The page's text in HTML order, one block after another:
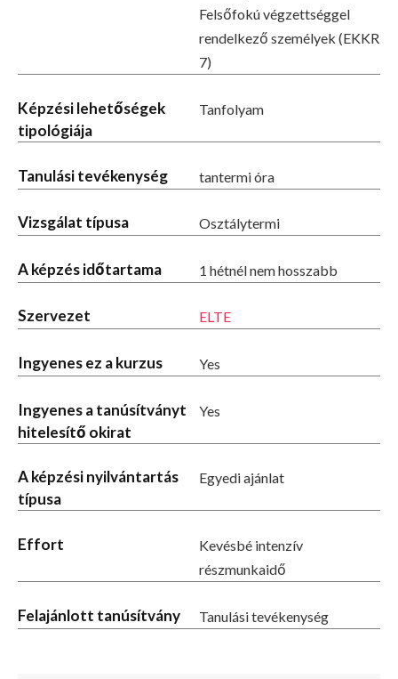
Felsőfokú végzettséggel
rendelkező személyek (EKKR
7)
Képzési lehetőségek
tipológiája
Tanfolyam
Tanulási tevékenység tantermi óra
Vizsgálat típusa Osztálytermi
A képzés időtartama 1 hétnél nem hosszabb
Szervezet ELTE
Ingyenes ez a kurzus Yes
Ingyenes a tanúsítványt
hitelesítő okirat
Yes
A képzési nyilvántartás
típusa
Egyedi ajánlat
Effort
Kevésbé intenzív
részmunkaidő
Felajánlott tanúsítvány Tanulási tevékenység